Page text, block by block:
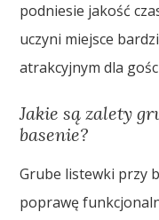
podniesie jakość
uczyni miejsce
atrakcyjnym dla
Jakie są zalety
basenie?
Grube listewki przy
poprawę